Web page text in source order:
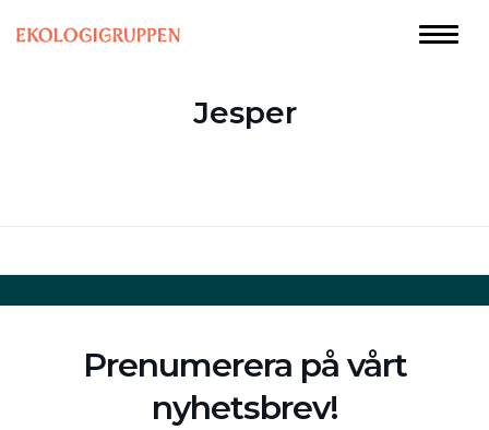
Jesper
Prenumerera på vårt
nyhetsbrev!